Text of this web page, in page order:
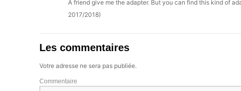
A friend give me the adapter. But you can find this kind of
2017/2018)
Les commentaires
Votre adresse ne sera pas publiée.
Commentaire